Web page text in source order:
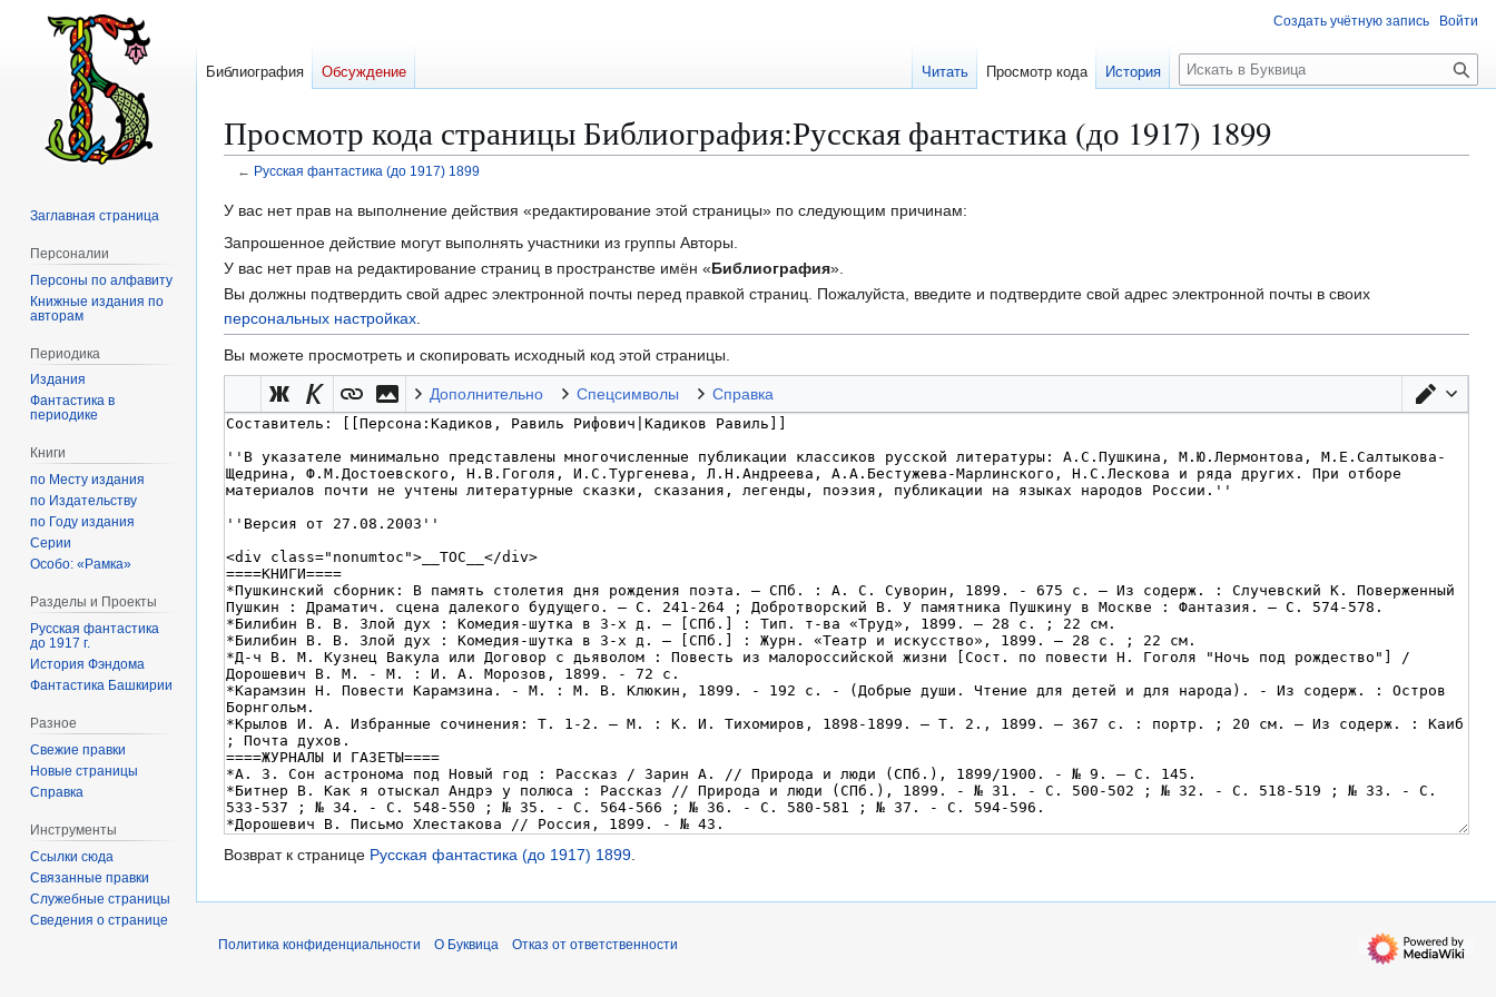
Просмотр кода страницы Библиография:Русская фантастика (до 1917) 1899
← Русская фантастика (до 1917) 1899
Перейти
к
Перейти
к
У вас нет прав на выполнение действия «редактирование этой страницы» по следующим причинам:
Запрошенное действие могут выполнять участники из группы Авторы.
У вас нет прав на редактирование страниц в пространстве имён «Библиография».
Вы должны подтвердить свой адрес электронной почты перед правкой страниц. Пожалуйста, введите и подтвердите свой адрес электронной почты в своих
персональных настройках.
Вы можете просмотреть и скопировать исходный код этой страницы.
Дополнительно Спецсимволы Справка
Возврат к странице Русская фантастика (до 1917) 1899
Создать учётную запись Войти
Библиография Обсуждение Читать Просмотр кода История
П
о
с
к
Заглавная страница
Персоналии
Персоны по алфавиту
Книжные издания по
авторам
Периодика
Издания
Фантастика в
периодике
Книги
по Месту издания
по Издательству
по Году издания
Серии
Особо: «Рамка»
Разделы и Проекты
Русская фантастика
до 1917 г.
История Фэндома
Фантастика Башкирии
Разное
Свежие правки
Новые страницы
Справка
Инструменты
Ссылки сюда
Связанные правки
Служебные страницы
Сведения о странице
Политика конфиденциальности
О Буквица Отказ от ответственности